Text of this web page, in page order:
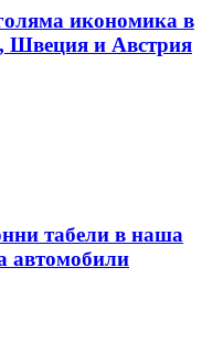
икономика в
Швеция и Австрия
табели в наша
автомобили